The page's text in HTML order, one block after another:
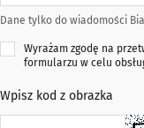
Dane tylko do wiadomości
Wyrażam zgodę na
formularzu w celu
Wpisz kod z obrazka